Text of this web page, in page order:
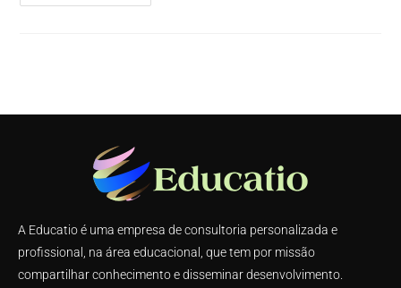
A Educatio é uma empresa de consultoria personalizada e
profissional, na área educacional, que tem por missão
compartilhar conhecimento e disseminar desenvolvimento.